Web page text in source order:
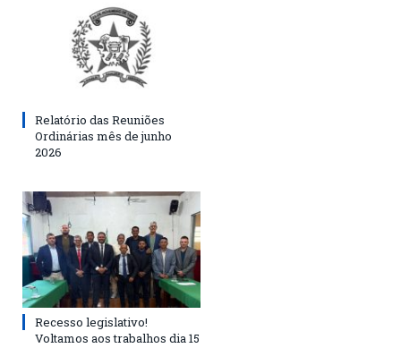
Relatório das Reuniões
Ordinárias mês de junho
2026
Recesso legislativo!
Voltamos aos trabalhos dia 15